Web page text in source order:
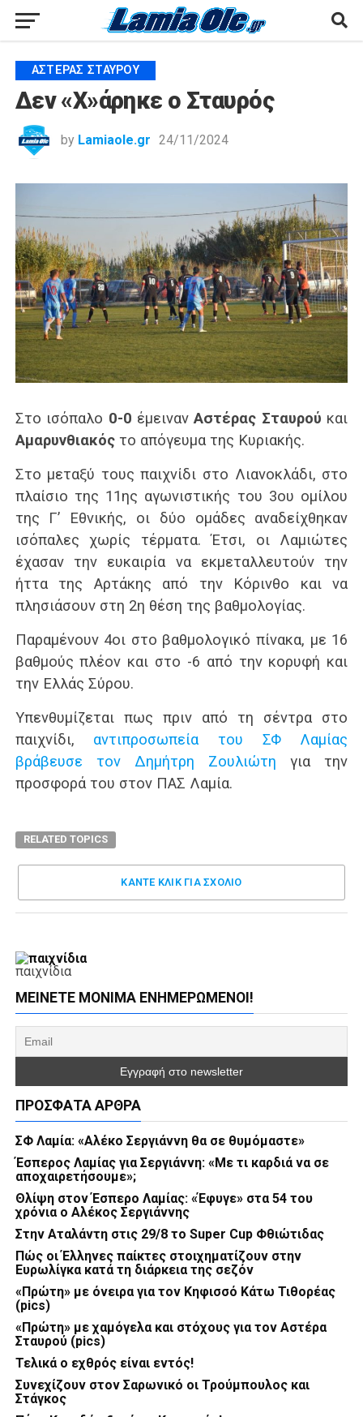
ΑΣΤΈΡΑΣ ΣΤΑΥΡΟΎ
Δεν «Χ»άρηκε ο Σταυρός
by Lamiaole.gr 24/11/2024
Στο ισόπαλο 0-0 έμεινανΑστέρας Σταυρού και
Αμαρυνθιακόςτο απόγευμα της Κυριακής.
Στο μεταξύ τους παιχνίδι στο Λιανοκλάδι, στο
πλαίσιο της 11ης αγωνιστικής του 3ου ομίλου
της Γ’ Εθνικής, οι δύο ομάδες αναδείχθηκαν
ισόπαλες χωρίς τέρματα. Έτσι, οι Λαμιώτες
έχασαν την ευκαιρία να εκμεταλλευτούν την
ήττα της Αρτάκης από την Κόρινθο και να
πλησιάσουν στη 2η θέση της βαθμολογίας.
Παραμένουν 4οι στο βαθμολογικό πίνακα, με 16
βαθμούς πλέον και στο -6 από την κορυφή και
την Ελλάς Σύρου.
Υπενθυμίζεται πως πριν από τη σέντρα στο
παιχνίδι, αντιπροσωπεία του ΣΦ Λαμίας
βράβευσε τον Δημήτρη Ζουλιώτη για την
προσφορά του στον ΠΑΣ Λαμία.
RELATED TOPICS
ΚΑΝΤΕ ΚΛΊΚ ΓΙΑ ΣΧΌΛΙΟ
παιχνίδια
ΜΕΊΝΕΤΕ ΜΌΝΙΜΑ ΕΝΗΜΕΡΏΜΕΝΟΙ!
ΠΡΌΣΦΑΤΑ ΆΡΘΡΑ
ΣΦ Λαμία: «Αλέκο Σεργιάννη θα σε θυμόμαστε»
Έσπερος Λαμίας για Σεργιάννη: «Με τι καρδιά να σε
αποχαιρετήσουμε»;
Θλίψη στον Έσπερο Λαμίας: «Έφυγε» στα 54 του
χρόνια ο Αλέκος Σεργιάννης
Στην Αταλάντη στις 29/8 το Super Cup Φθιώτιδας
Πώς οι Έλληνες παίκτες στοιχηματίζουν στην
Ευρωλίγκα κατά τη διάρκεια της σεζόν
«Πρώτη» με όνειρα για τον Κηφισσό Κάτω Τιθορέας
(pics)
«Πρώτη» με χαμόγελα και στόχους για τον Αστέρα
Σταυρού (pics)
Τελικά ο εχθρός είναι εντός!
Συνεχίζουν στον Σαρωνικό οι Τρούμπουλος και
Στάγκος